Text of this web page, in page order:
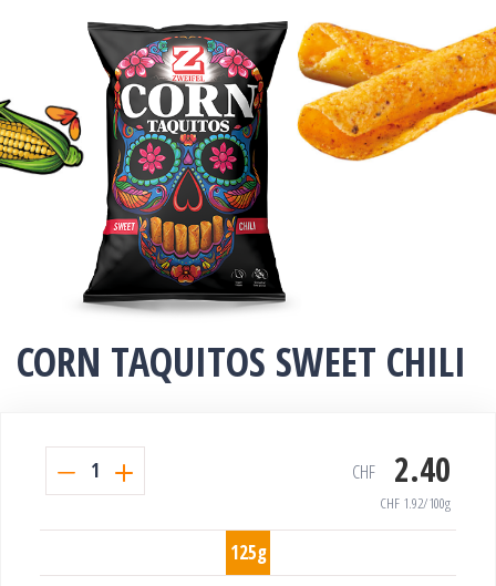
CORN TAQUITOS SWEET CHILI
1 CHF 2.40
CHF 1.92/100g
125g